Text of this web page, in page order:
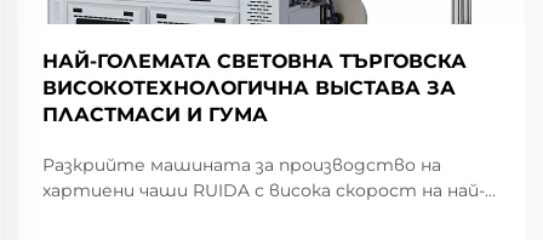
НАЙ-ГОЛЕМАТА СВЕТОВНА ТЪРГОВСКА
ВИСОКОТЕХНОЛОГИЧНА ВЫСТАВА ЗА
ПЛАСТМАСИ И ГУМА
Разкрийте машината за производство на
хартиени чаши RUIDA с висока скорост на най-